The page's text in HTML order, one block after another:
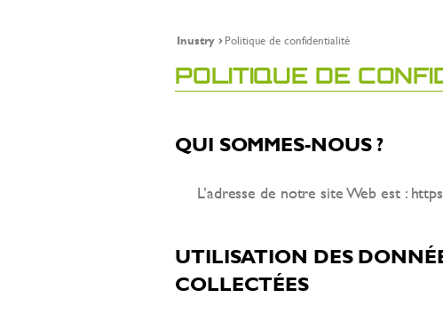
Inustry Politique de confidentialité
POLITIQUE DE
QUI SOMMES-NOUS ?
L’adresse de notre site Web est :
UTILISATION DES
COLLECTÉES